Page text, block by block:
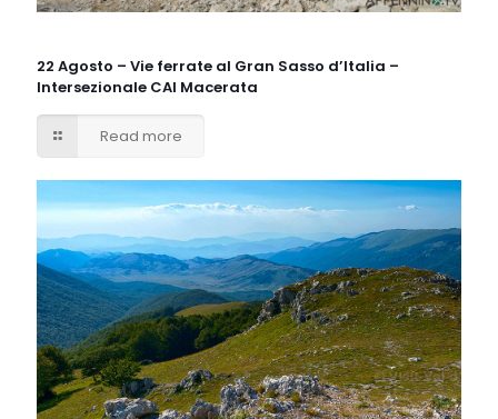
22 Agosto – Vie ferrate al Gran Sasso d’Italia –
Intersezionale CAI Macerata
Read more